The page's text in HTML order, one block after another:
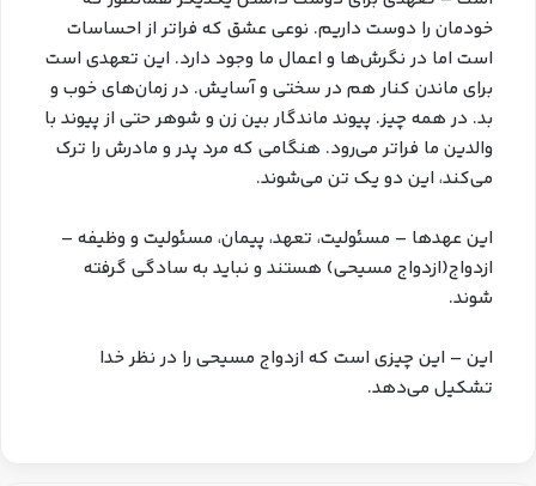
خودمان را دوست داریم. نوعی عشق که فراتر از احساسات
است اما در نگرش‌ها و اعمال ما وجود دارد. این تعهدی است
برای ماندن کنار هم در سختی و آسایش. در زمان‌های خوب و
بد. در همه چیز. پیوند ماندگار بین زن و شوهر حتی از پیوند با
والدین ما فراتر می‌رود. هنگامی که مرد پدر و مادرش را ترک
می‌کند، این دو یک تن می‌شوند.
این‌ عهدها – مسئولیت، تعهد، پیمان، مسئولیت و وظیفه –
ازدواج(ازدواج مسیحی) هستند و نباید به سادگی گرفته
شوند.
این – این چیزی است که ازدواج مسیحی را در نظر خدا
تشکیل می‌دهد.